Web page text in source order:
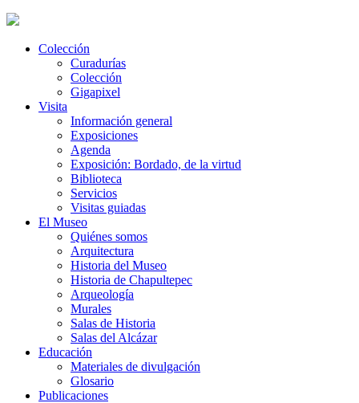
Colección
Curadurías
Colección
Gigapixel
Visita
Información general
Exposiciones
Agenda
Exposición: Bordado, de la virtud
Biblioteca
Servicios
Visitas guiadas
El Museo
Quiénes somos
Arquitectura
Historia del Museo
Historia de Chapultepec
Arqueología
Murales
Salas de Historia
Salas del Alcázar
Educación
Materiales de divulgación
Glosario
Publicaciones